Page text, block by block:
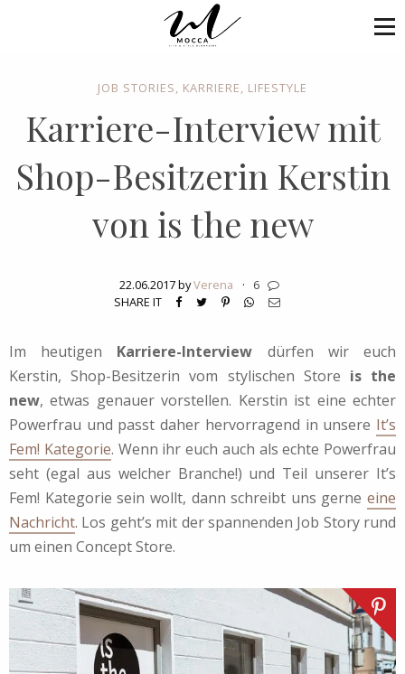
JOB STORIES, KARRIERE, LIFESTYLE
Karriere-Interview mit
Shop-Besitzerin Kerstin
von is the new
22.06.2017 byVerena ·
6
SHARE IT
Im heutigen Karriere-Interview dürfen wir euch
Kerstin, Shop-Besitzerin vom stylischen Store is the
new, etwas genauer vorstellen. Kerstin ist eine echter
Powerfrau und passt daher hervorragend in unsere It’s
Fem! Kategorie. Wenn ihr euch auch als echte Powerfrau
seht (egal aus welcher Branche!) und Teil unserer It’s
Fem! Kategorie sein wollt, dann schreibt uns gerne eine
Nachricht. Los geht’s mit der spannenden Job Story rund
um einen Concept Store.